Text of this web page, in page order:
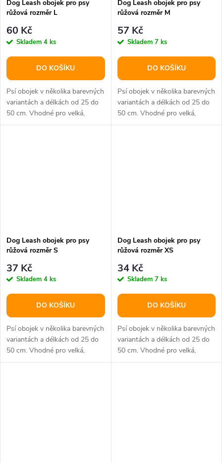
Dog Leash obojek pro psy
růžová rozměr L
60 Kč
Skladem 4 ks
DO KOŠÍKU
Psí obojek v několika barevných
variantách a délkách od 25 do
50 cm. Vhodné pro velká,
střední i malá plemena psů.
Dog Leash obojek pro psy
růžová rozměr M
57 Kč
Skladem 7 ks
DO KOŠÍKU
Psí obojek v několika barevných
variantách a délkách od 25 do
50 cm. Vhodné pro velká,
střední i malá plemena psů.
Dog Leash obojek pro psy
růžová rozměr S
37 Kč
Skladem 4 ks
DO KOŠÍKU
Psí obojek v několika barevných
variantách a délkách od 25 do
50 cm. Vhodné pro velká,
střední i malá plemena psů.
Dog Leash obojek pro psy
růžová rozměr XS
34 Kč
Skladem 7 ks
DO KOŠÍKU
Psí obojek v několika barevných
variantách a délkách od 25 do
50 cm. Vhodné pro velká,
střední i malá plemena psů.